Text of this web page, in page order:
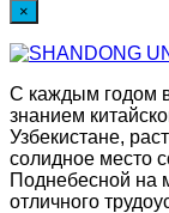
×
С каждым годом
знанием
Узбекистане,
солидное место
Поднебесной на
отличного